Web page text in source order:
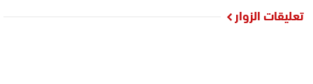
تعليقات الزوار